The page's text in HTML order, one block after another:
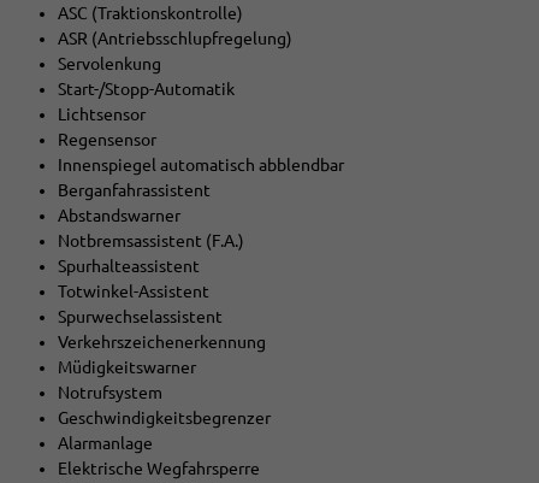
ASC (Traktionskontrolle)
ASR (Antriebsschlupfregelung)
Servolenkung
Start-/Stopp-Automatik
Lichtsensor
Regensensor
Innenspiegel automatisch abblendbar
Berganfahrassistent
Abstandswarner
Notbremsassistent (F.A.)
Spurhalteassistent
Totwinkel-Assistent
Spurwechselassistent
Verkehrszeichenerkennung
Müdigkeitswarner
Notrufsystem
Geschwindigkeitsbegrenzer
Alarmanlage
Elektrische Wegfahrsperre